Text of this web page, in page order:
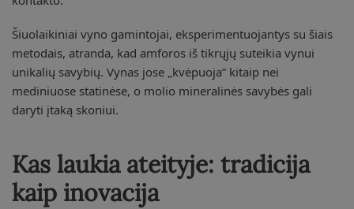
Šiuolaikiniai vyno gamintojai, eksperimentuojantys su šiais
metodais, atranda, kad amforos iš tikrųjų suteikia vynui
unikalių savybių. Vynas jose „kvėpuoja” kitaip nei
mediniuose statinėse, o molio mineralinės savybės gali
daryti įtaką skoniui.
Kas laukia ateityje: tradicija
kaip inovacija